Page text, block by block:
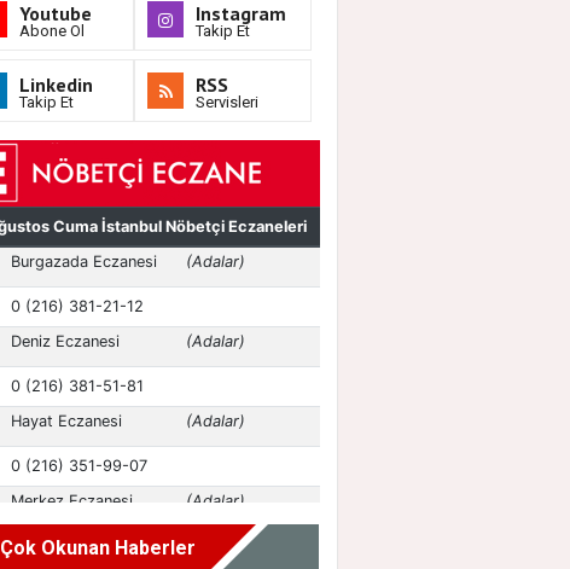
Youtube
Abone Ol
Instagram
Takip Et
Linkedin
Takip Et
RSS
Servisleri
Çok Okunan Haberler